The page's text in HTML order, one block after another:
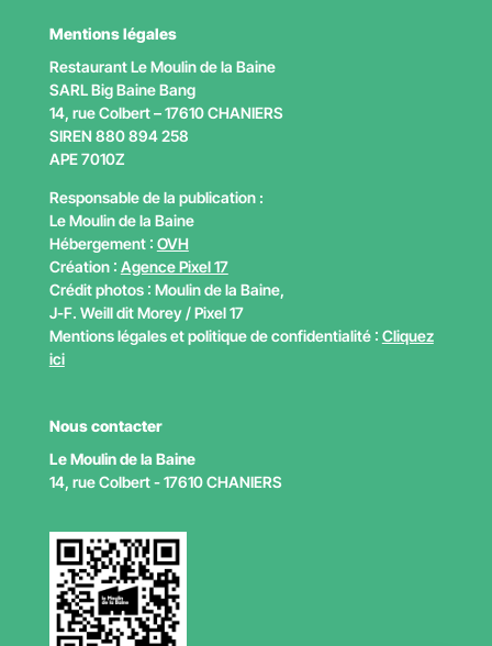
Mentions légales
Restaurant Le Moulin de la Baine
SARL Big Baine Bang
14, rue Colbert – 17610 CHANIERS
SIREN 880 894 258
APE7010Z
Responsable de la publication :
Le Moulin de la Baine
Hébergement : OVH
Création : Agence Pixel 17
Crédit photos : Moulin de la Baine,
J-F. Weill dit Morey / Pixel 17
Mentions légales et politique de confidentialité : Cliquez
ici
Nous contacter
Le Moulin de la Baine
14, rue Colbert - 17610 CHANIERS